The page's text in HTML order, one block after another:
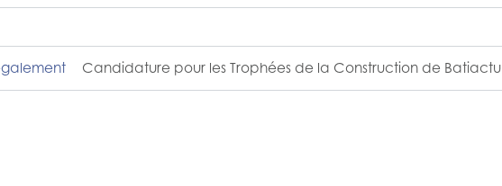
Candidature pour les Trophées de la Construction de Batiactu